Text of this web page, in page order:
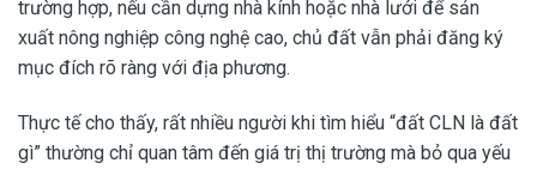
trường hợp, nếu cần dựng nhà kính hoặc nhà lưới để sản
xuất nông nghiệp công nghệ cao, chủ đất vẫn phải đăng ký
mục đích rõ ràng với địa phương.
Thực tế cho thấy, rất nhiều người khi tìm hiểu “đất CLN là đất
gì” thường chỉ quan tâm đến giá trị thị trường mà bỏ qua yếu